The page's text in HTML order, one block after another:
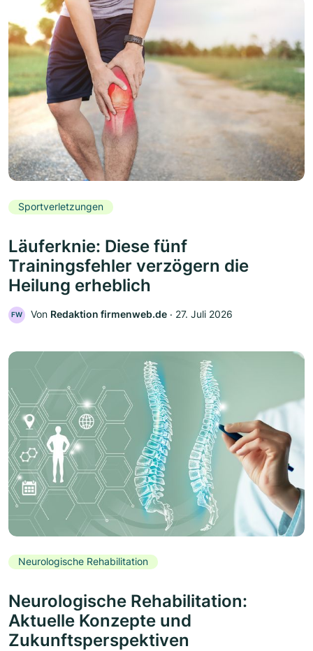
Sportverletzungen
Läuferknie: Diese fünf
Trainingsfehler verzögern die
Heilung erheblich
FW Von Redaktion firmenweb.de ‧ 27. Juli 2026
Neurologische Rehabilitation
Neurologische Rehabilitation:
Aktuelle Konzepte und
Zukunftsperspektiven